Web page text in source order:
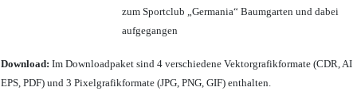
zum Sportclub „Germania“ Baumgarten und dabei
aufgegangen
Download: Im Downloadpaket sind 4 verschiedene Vektorgrafikformate (CDR, AI
EPS, PDF) und 3 Pixelgrafikformate (JPG, PNG, GIF) enthalten.